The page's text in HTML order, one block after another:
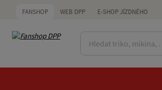
FANSHOP WEB DPP E-SHOP JÍZDNÉHO